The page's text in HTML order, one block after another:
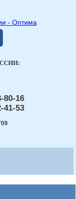
80-16
41-53